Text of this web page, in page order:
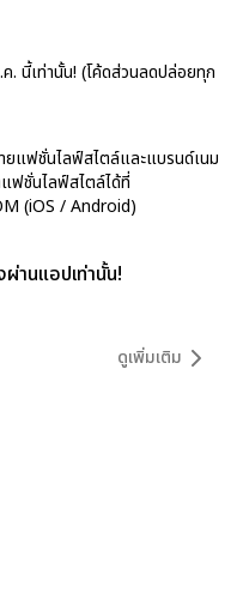
. นี้เท่านั้น! (โค้ดส่วนลดปล่อยทุก
แฟชั่นไลฟ์สไตล์และแบรนด์เนม
ฟชั่นไลฟ์สไตล์ได้ที่
(iOS / Android)
านแอปเท่านั้น!
ดูเพิ่มเติม